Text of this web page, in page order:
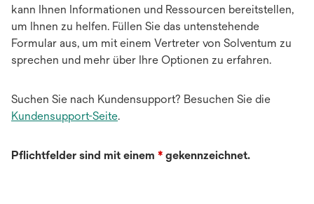
kann Ihnen Informationen und Ressourcen bereitstellen,
um Ihnen zu helfen. Füllen Sie das untenstehende
Formular aus, um mit einem Vertreter von Solventum zu
sprechen und mehr über Ihre Optionen zu erfahren.
Suchen Sie nach Kundensupport? Besuchen Sie die
Kundensupport-Seite.
Pflichtfelder sind mit einem * gekennzeichnet.